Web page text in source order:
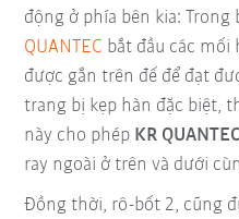
động ở phía bên kia: Trong
QUANTEC bắt đầu các mối
được gắn trên đế để đạt
trang bị kẹp hàn đặc biệt,
này cho phép KR QUANTEC
ray ngoài ở trên và dưới
Đồng thời, rô-bốt 2, cũng